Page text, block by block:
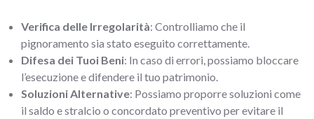
Verifica delle Irregolarità: Controlliamo che il
pignoramento sia stato eseguito correttamente.
Difesa dei Tuoi Beni: In caso di errori, possiamo bloccare
l’esecuzione e difendere il tuo patrimonio.
Soluzioni Alternative: Possiamo proporre soluzioni come
il saldo e stralcio o concordato preventivo per evitare il